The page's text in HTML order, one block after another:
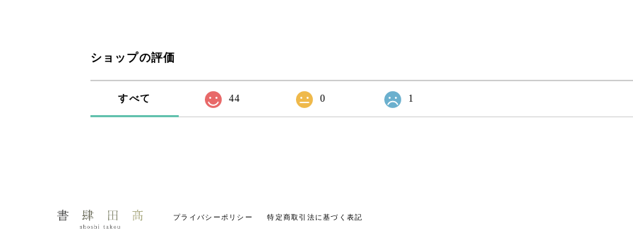
ショップの評価
すべて 44 0 1
プライバシーポリシー 特定商取引法に基づく表記